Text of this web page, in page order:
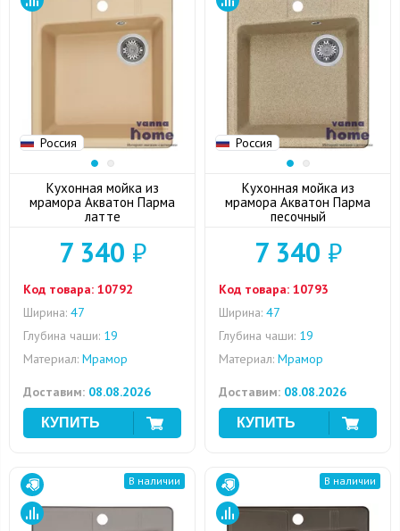
Россия
Кухонная мойка из
мрамора Акватон Парма
латте
7 340 ₽
Код товара: 10792
Ширина: 47
Глубина чаши: 19
Материал: Мрамор
Доставим: 08.08.2026
Россия
Кухонная мойка из
мрамора Акватон Парма
песочный
7 340 ₽
Код товара: 10793
Ширина: 47
Глубина чаши: 19
Материал: Мрамор
Доставим: 08.08.2026
В наличии В наличии